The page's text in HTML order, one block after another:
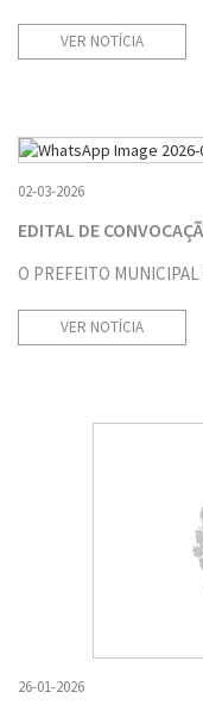
VER NOTÍCIA
02-03-2026
EDITAL DE
O PREFEITO
VER NOTÍCIA
26-01-2026